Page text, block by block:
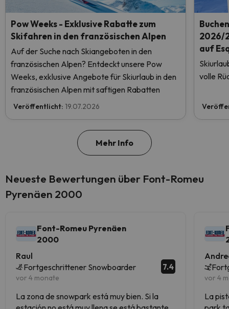
Pow Weeks - Exklusive Rabatte zum
Skifahren in den französischen Alpen
Auf der Suche nach Skiangeboten in den
französischen Alpen? Entdeckt unsere Pow
Weeks, exklusive Angebote für Skiurlaub in den
französischen Alpen mit saftigen Rabatten
Veröffentlicht: 19.07.2026
2026/
auf
volle
Mehr Info
Neueste Bewertungen über Font-Romeu
Pyrenäen 2000
Font-Romeu Pyrenäen
2000
Raul
Fortgeschrittener Snowboarder
vor 4 monate
7.4
La zona de snowpark está muy bien. Si la
vor 4
La